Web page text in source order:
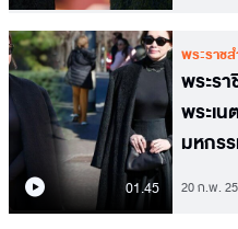
01.45
พระราช
พระร
พระเน
มหกร
20 ก.พ.